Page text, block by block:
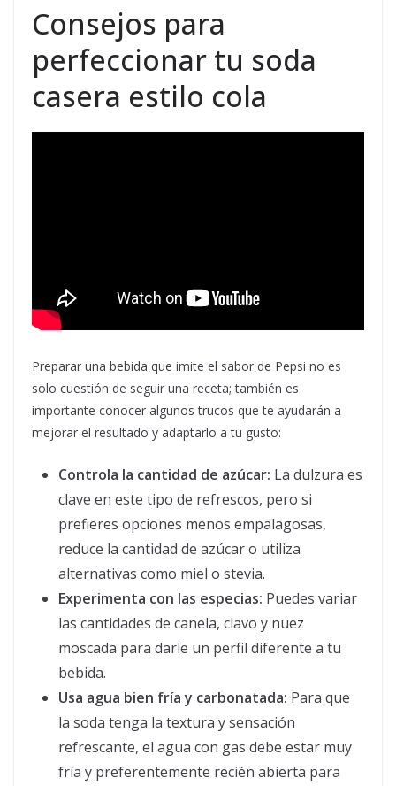
Consejos para
perfeccionar tu soda
casera estilo cola
Preparar una bebida que imite el sabor de Pepsi no es
solo cuestión de seguir una receta; también es
importante conocer algunos trucos que te ayudarán a
mejorar el resultado y adaptarlo a tu gusto:
Controla la cantidad de azúcar: La dulzura es
clave en este tipo de refrescos, pero si
prefieres opciones menos empalagosas,
reduce la cantidad de azúcar o utiliza
alternativas como miel o stevia.
Experimenta con las especias: Puedes variar
las cantidades de canela, clavo y nuez
moscada para darle un perfil diferente a tu
bebida.
Usa agua bien fría y carbonatada: Para que
la soda tenga la textura y sensación
refrescante, el agua con gas debe estar muy
fría y preferentemente recién abierta para